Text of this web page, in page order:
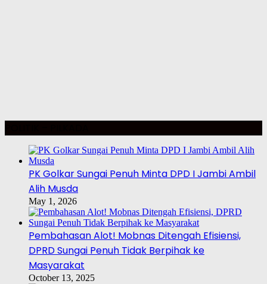
PK Golkar Sungai Penuh Minta DPD I Jambi Ambil
Alih Musda
May 1, 2026
Pembahasan Alot! Mobnas Ditengah Efisiensi,
DPRD Sungai Penuh Tidak Berpihak ke
Masyarakat
October 13, 2025